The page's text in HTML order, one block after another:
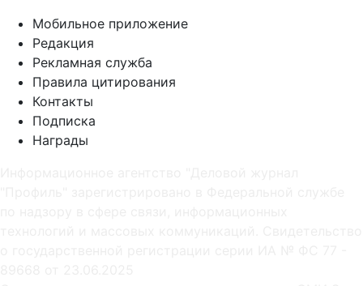
Мобильное приложение
Редакция
Рекламная служба
Правила цитирования
Контакты
Подписка
Награды